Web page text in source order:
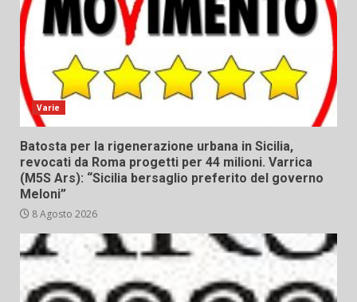
Varie
Batosta per la rigenerazione urbana in Sicilia,
revocati da Roma progetti per 44 milioni. Varrica
(M5S Ars): “Sicilia bersaglio preferito del governo
Meloni”
8 Agosto 2026